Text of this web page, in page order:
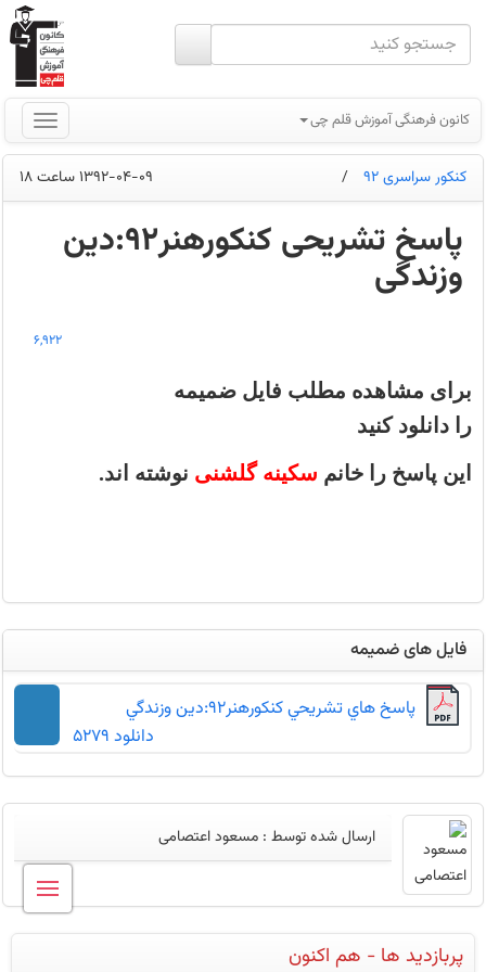
کانون فرهنگی آموزش قلم چی
کنکور سراسری 92 / 1392-04-09 ساعت 18
پاسخ تشریحی کنکورهنر92:دین
وزندگی
6,922
برای مشاهده مطلب فایل ضمیمه
را دانلود کنید
این پاسخ را خانم سکینه گلشنی نوشته اند.
فایل های ضمیمه
پاسخ هاي تشريحي کنکورهنر92:دين وزندگي
دانلود 5279
ارسال شده توسط : مسعود اعتصامی
پربازدید ها - هم اکنون